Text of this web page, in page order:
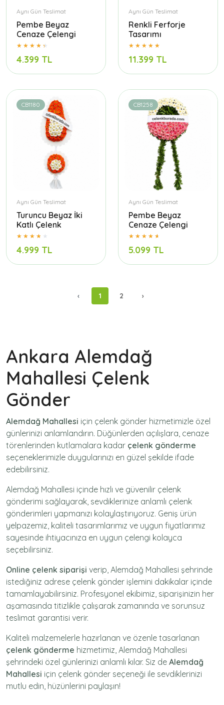
Aynı Gün Teslimat
Pembe Beyaz
Cenaze Çelengi
4.399 TL
Aynı Gün Teslimat
Renkli Ferforje
Tasarımı
11.399 TL
CB1180
Aynı Gün Teslimat
Turuncu Beyaz İki
Katlı Çelenk
4.999 TL
CB1258
Aynı Gün Teslimat
Pembe Beyaz
Cenaze Çelengi
5.099 TL
‹ 1 2 ›
Ankara Alemdağ
Mahallesi Çelenk
Gönder
Alemdağ Mahallesi için çelenk gönder hizmetimizle özel
günlerinizi anlamlandırın. Düğünlerden açılışlara, cenaze
törenlerinden kutlamalara kadar çelenk gönderme
seçeneklerimizle duygularınızı en güzel şekilde ifade
edebilirsiniz.
Alemdağ Mahallesi içinde hızlı ve güvenilir çelenk
gönderimi sağlayarak, sevdiklerinize anlamlı çelenk
gönderimleri yapmanızı kolaylaştırıyoruz. Geniş ürün
yelpazemiz, kaliteli tasarımlarımız ve uygun fiyatlarımız
sayesinde ihtiyacınıza en uygun çelengi kolayca
seçebilirsiniz.
Online çelenk siparişi verip, Alemdağ Mahallesi şehrinde
istediğiniz adrese çelenk gönder işlemini dakikalar içinde
tamamlayabilirsiniz. Profesyonel ekibimiz, siparişinizin her
aşamasında titizlikle çalışarak zamanında ve sorunsuz
teslimat garantisi verir.
Kaliteli malzemelerle hazırlanan ve özenle tasarlanan
çelenk gönderme hizmetimiz, Alemdağ Mahallesi
şehrindeki özel günlerinizi anlamlı kılar. Siz de Alemdağ
Mahallesi için çelenk gönder seçeneği ile sevdiklerinizi
mutlu edin, hüzünlerini paylaşın!